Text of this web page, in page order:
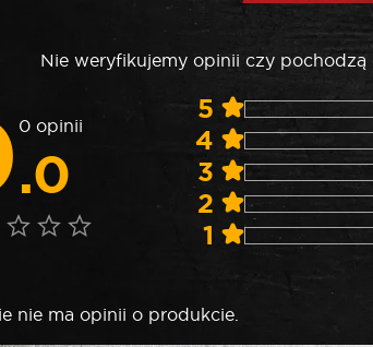
Nie weryfikujemy opinii czy
.0
0 opinii 5
4
3
2
1
nie ma opinii o produkcie.